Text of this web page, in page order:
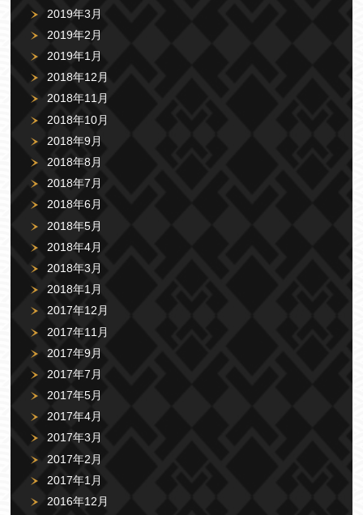
2019年3月
2019年2月
2019年1月
2018年12月
2018年11月
2018年10月
2018年9月
2018年8月
2018年7月
2018年6月
2018年5月
2018年4月
2018年3月
2018年1月
2017年12月
2017年11月
2017年9月
2017年7月
2017年5月
2017年4月
2017年3月
2017年2月
2017年1月
2016年12月